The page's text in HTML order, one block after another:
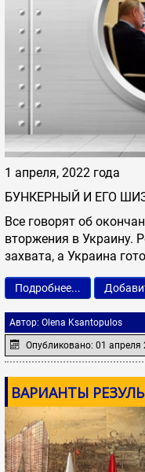
1 апреля, 2022 года
БУНКЕРНЫЙ И ЕГО
Все говорят об
вторжения в Украину.
захвата, а Украина
Подробнее...
Автор: Olena Ksantopulos
Опубликовано: 01 апреля
ВАРИАНТЫ